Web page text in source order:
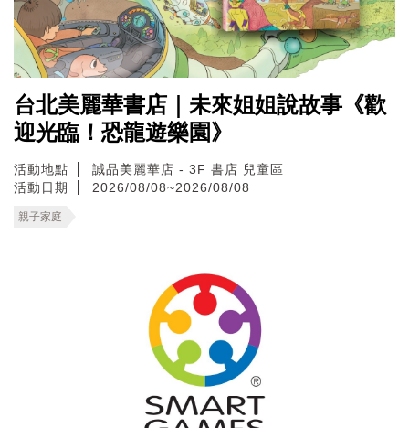
台北美麗華書店｜未來姐姐說故事《歡
迎光臨！恐龍遊樂園》
活動地點
誠品美麗華店 - 3F 書店 兒童區
活動日期
2026/08/08~2026/08/08
親子家庭